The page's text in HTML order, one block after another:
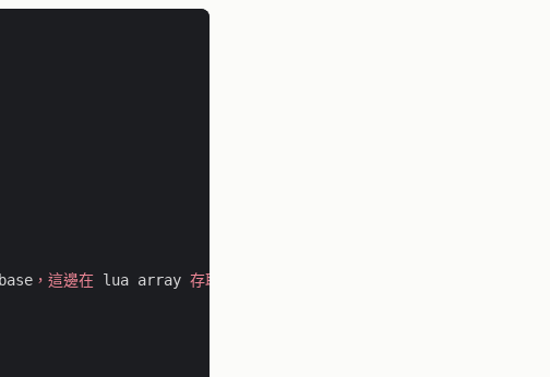
base ，這邊在 lua array 存取上要注意